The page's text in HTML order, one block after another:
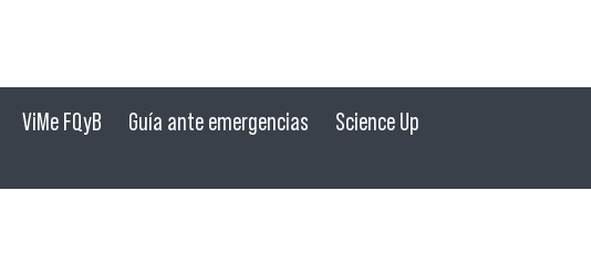
ViMe FQyB Guía ante emergencias
Science Up